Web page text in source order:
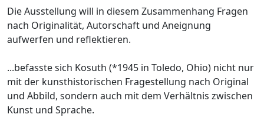
Die Ausstellung will in diesem Zusammenhang Fragen
nach Originalität, Autorschaft und Aneignung
aufwerfen und reflektieren.
...befasste sich Kosuth (*1945 in Toledo, Ohio) nicht nur
mit der kunsthistorischen Fragestellung nach Original
und Abbild, sondern auch mit dem Verhältnis zwischen
Kunst und Sprache.